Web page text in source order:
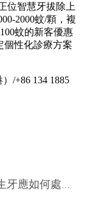
位智慧牙拔除上
2000蚊/顆，複
蚊的新客優惠
個性化診療方案
/+86 134 1885
如何處理？深圳拔牙推薦？